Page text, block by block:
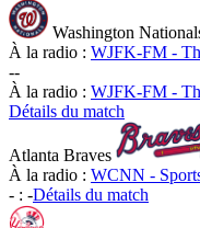
Washington
À la radio : WJFK-FM -
--
À la radio : WJFK-FM -
Détails du match
Atlanta Braves
À la radio : WCNN -
- : -Détails du match